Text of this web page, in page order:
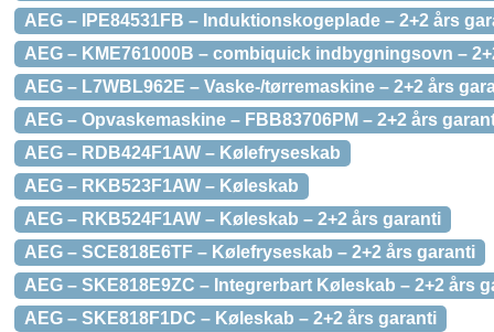
AEG – IPE84531FB – Induktionskogeplade – 2+2 års
AEG – KME761000B – combiquick indbygningsovn –
AEG – L7WBL962E – Vaske-/tørremaskine – 2+2 års
AEG – Opvaskemaskine – FBB83706PM – 2+2 års
AEG – RDB424F1AW – Kølefryseskab
AEG – RKB523F1AW – Køleskab
AEG – RKB524F1AW – Køleskab – 2+2 års garanti
AEG – SCE818E6TF – Kølefryseskab – 2+2 års garanti
AEG – SKE818E9ZC – Integrerbart Køleskab – 2+2 års
AEG – SKE818F1DC – Køleskab – 2+2 års garanti